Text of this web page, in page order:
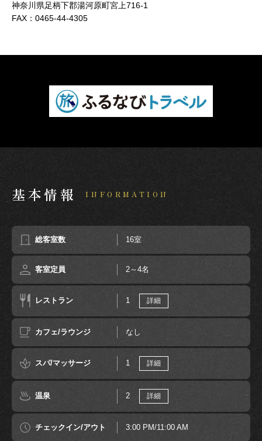
神奈川県足柄下郡湯河原町宮上716-1
FAX： 0465-44-4305
基本情報 INFORMATION
総客室数 16室
客室定員 2～4名
レストラン 1 詳細
カフェ/ラウンジ なし
スパ/マッサージ 1 詳細
温泉 2 詳細
チェックイン/アウト 3:00 PM/11:00 AM